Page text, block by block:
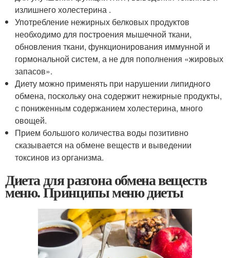
излишнего холестерина .
Употребление нежирных белковых продуктов
необходимо для построения мышечной ткани,
обновления ткани, функционирования иммунной и
гормональной систем, а не для пополнения «жировых
запасов».
Диету можно применять при нарушении липидного
обмена, поскольку она содержит нежирные продукты,
с пониженным содержанием холестерина, много
овощей.
Прием большого количества воды позитивно
сказывается на обмене веществ и выведении
токсинов из организма.
Диета для разгона обмена веществ
меню. Принципы меню диеты